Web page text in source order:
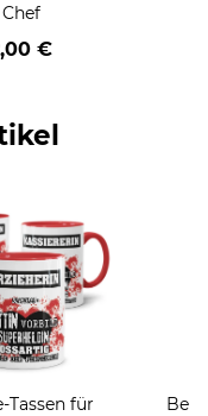
Chef
€
Tassen für